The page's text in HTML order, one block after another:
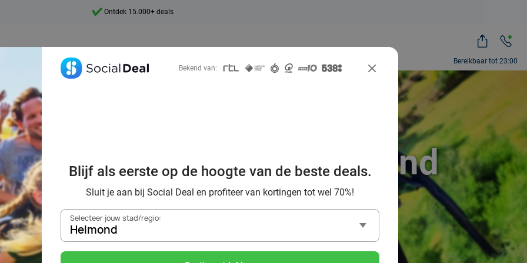
Bereikbaar tot 23:00
7 dagen per week beschikbaar
uitjes én meer in Helmond
avonturiers
Bekend van:
Blijf als eerste op de hoogte van de beste deals.
Sluit je aan bij Social Deal en profiteer van kortingen tot wel 70%!
Selecteer jouw stad/regio:
Helmond